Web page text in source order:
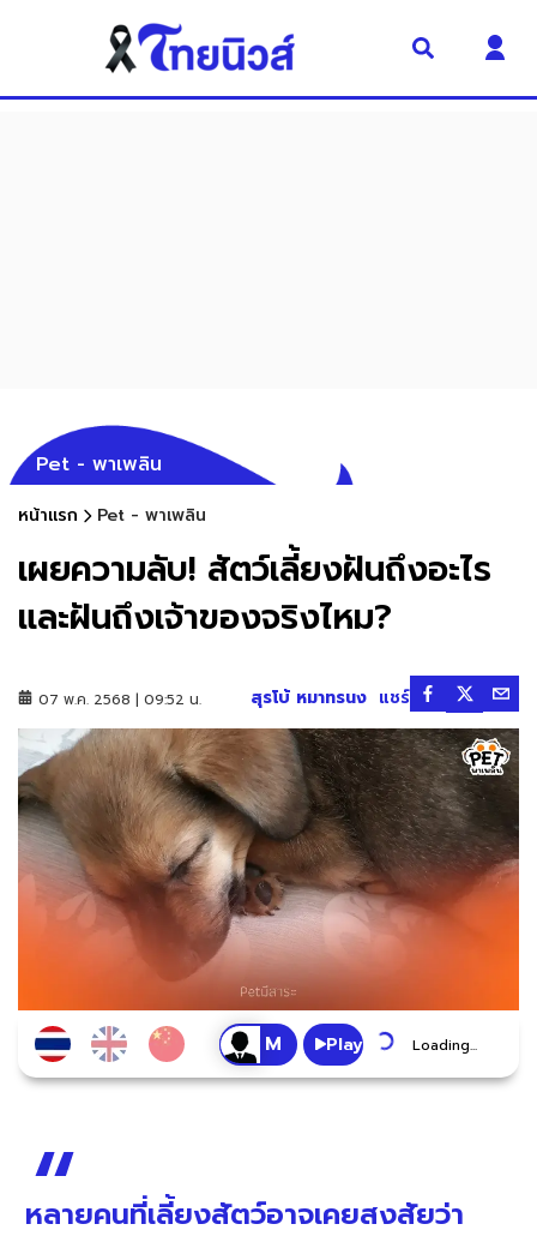
Pet - พาเพลิน
หน้าแรก Pet - พาเพลิน
เผยความลับ! สัตว์เลี้ยงฝันถึงอะไร
และฝันถึงเจ้าของจริงไหม?
07 พ.ค. 2568 | 09:52 น. สุรโบ้ หมาทรนง แชร์
Play Loading...
หลายคนที่เลี้ยงสัตว์อาจเคยสงสัยว่า